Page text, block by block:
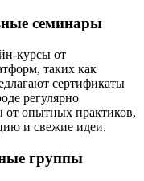
семинары
курсы от
таких как
сертификаты
регулярно
от опытных практиков,
и свежие идеи.
группы